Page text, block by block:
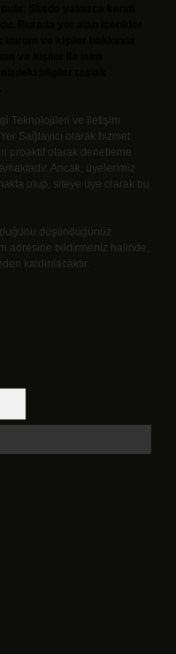
Teknolojileri ve İletişim
Sağlayıcı olarak hizmet
proaktif olarak denetleme
Ancak, üyelerimiz
olup, siteye üye olarak bu
düşündüğünüz
adresine bildirmeniz halinde,
kaldırılacaktır.